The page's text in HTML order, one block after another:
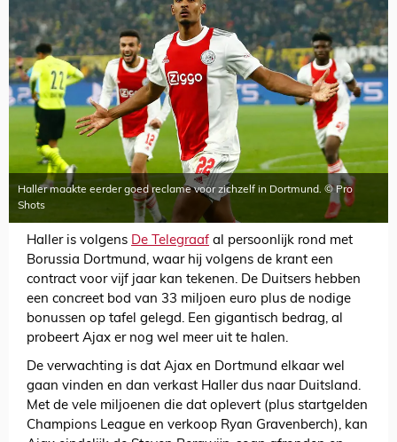
Haller maakte eerder goed reclame voor zichzelf in Dortmund. © Pro
Shots
Haller is volgens De Telegraaf al persoonlijk rond met
Borussia Dortmund, waar hij volgens de krant een
contract voor vijf jaar kan tekenen. De Duitsers hebben
een concreet bod van 33 miljoen euro plus de nodige
bonussen op tafel gelegd. Een gigantisch bedrag, al
probeert Ajax er nog wel meer uit te halen.
De verwachting is dat Ajax en Dortmund elkaar wel
gaan vinden en dan verkast Haller dus naar Duitsland.
Met de vele miljoenen die dat oplevert (plus startgelden
Champions League en verkoop Ryan Gravenberch), kan